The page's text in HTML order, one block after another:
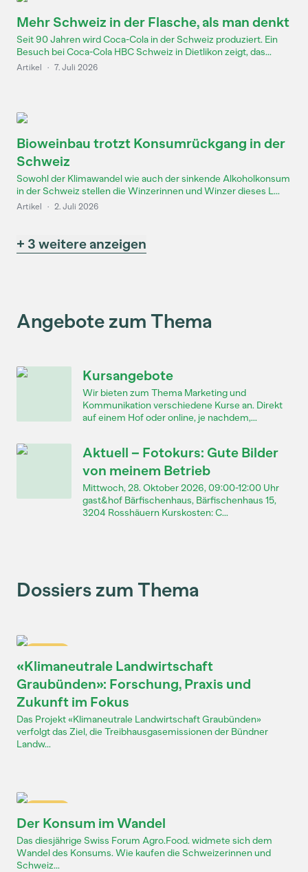
Mehr Schweiz in der Flasche, als man denkt
Seit 90 Jahren wird Coca-Cola in der Schweiz produziert. Ein
Besuch bei Coca-Cola HBC Schweiz in Dietlikon zeigt, das...
Artikel · 7. Juli 2026
Bioweinbau trotzt Konsumrückgang in der
Schweiz
Sowohl der Klimawandel wie auch der sinkende Alkoholkonsum
in der Schweiz stellen die Winzerinnen und Winzer dieses L...
Artikel · 2. Juli 2026
+ 3 weitere anzeigen
Angebote zum Thema
Kursangebote
Wir bieten zum Thema Marketing und
Kommunikation verschiedene Kurse an. Direkt
auf einem Hof oder online, je nachdem,...
Aktuell – Fotokurs: Gute Bilder
von meinem Betrieb
Mittwoch, 28. Oktober 2026, 09:00-12:00 Uhr
gast&hof Bärfischenhaus, Bärfischenhaus 15,
3204 Rosshäuern Kurskosten: C...
Dossiers zum Thema
«Klimaneutrale Landwirtschaft
Graubünden»: Forschung, Praxis und
Zukunft im Fokus
Das Projekt «Klimaneutrale Landwirtschaft Graubünden»
verfolgt das Ziel, die Treibhausgasemissionen der Bündner
Landw...
Der Konsum im Wandel
Das diesjährige Swiss Forum Agro.Food. widmete sich dem
Wandel des Konsums. Wie kaufen die Schweizerinnen und
Schweiz...